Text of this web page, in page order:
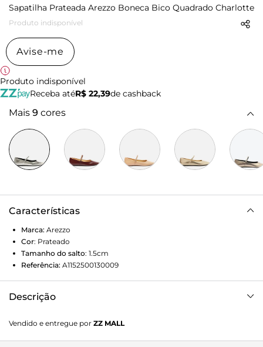
Sapatilha Prateada Arezzo Boneca Bico Quadrado Charlotte
Produto indisponível
Avise-me
Produto indisponível
Receba atéR$ 22,39de cashback
Mais 9 cores
Características
Marca: Arezzo
Cor: Prateado
Tamanho do salto: 1.5cm
Referência: A1152500130009
Descrição
emborrachada e bico quadrado. Fechada, traz recorte
arredondado no cabedal, tira afivelada sobre o peito do pé e
Vendido e entregue por ZZ MALL